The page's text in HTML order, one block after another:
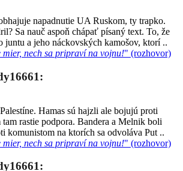
napadnutie UA Ruskom, ty trapko.
Sa nauč aspoň chápať písaný text. To, že
juntu a jeho náckovských kamošov, ktorí ..
mier, nech sa pripraví na vojnu!" (rozhovor)
Hamas sú hajzli ale bojujú proti
rastie podpora. Bandera a Melnik boli
komunistom na ktorích sa odvoláva Put ..
mier, nech sa pripraví na vojnu!" (rozhovor)